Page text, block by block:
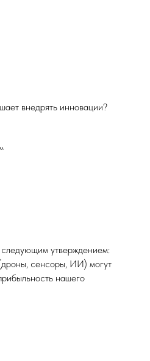
внедрять инновации?
утверждением:
сенсоры, ИИ) могут
нашего